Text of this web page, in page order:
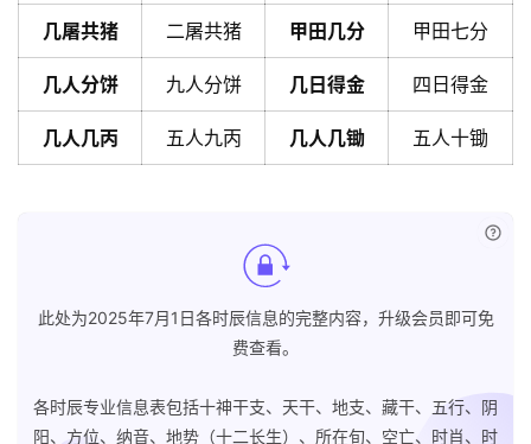
几屠共猪 二屠共猪 甲田几分 甲田七分
几人分饼 九人分饼 几日得金 四日得金
几人几丙 五人九丙 几人几锄 五人十锄
此处为2025年7月1日各时辰信息的完整内容，升级会员即可免
费查看。
各时辰专业信息表包括十神干支、天干、地支、藏干、五行、阴
阳、方位、纳音、地势（十二长生）、所在旬、空亡、时肖、时